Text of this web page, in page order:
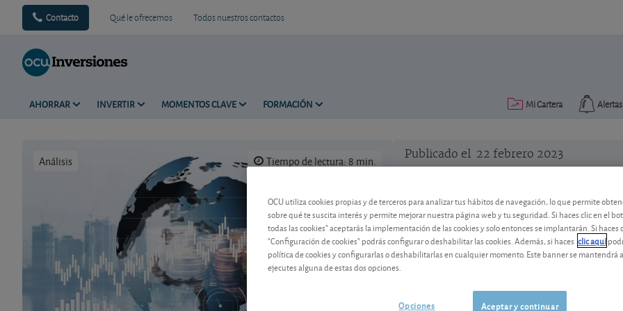
Contacto Qué le ofrecemos Todos nuestros contactos
AHORRAR INVERTIR MOMENTOS CLAVE FORMACIÓN Alertas
Mi Cartera
Análisis Tiempo de lectura: 8 min. Publicado el 22 febrero 2023
Radiografía de los fondos
Ponemos la lupa en los mejores
saber cuáles son las compañías por
OCU utiliza cookies propias y de terceros para analizar tus hábitos de navegación, lo que permite
sobre qué te suscita interés y permite mejorar nuestra página web y tu seguridad. Si haces clic en el
todas las cookies" aceptarás la implementación de las cookies y solo entonces se implantarán. Si haces
"Configuración de cookies" podrás configurar o deshabilitar las cookies. Además, si haces clic aquí
política de cookies y configurarlas o deshabilitarlas en cualquier momento. Este banner se mantendrá
ejecutes alguna de estas dos opciones.
Aceptar y continuar
Opciones